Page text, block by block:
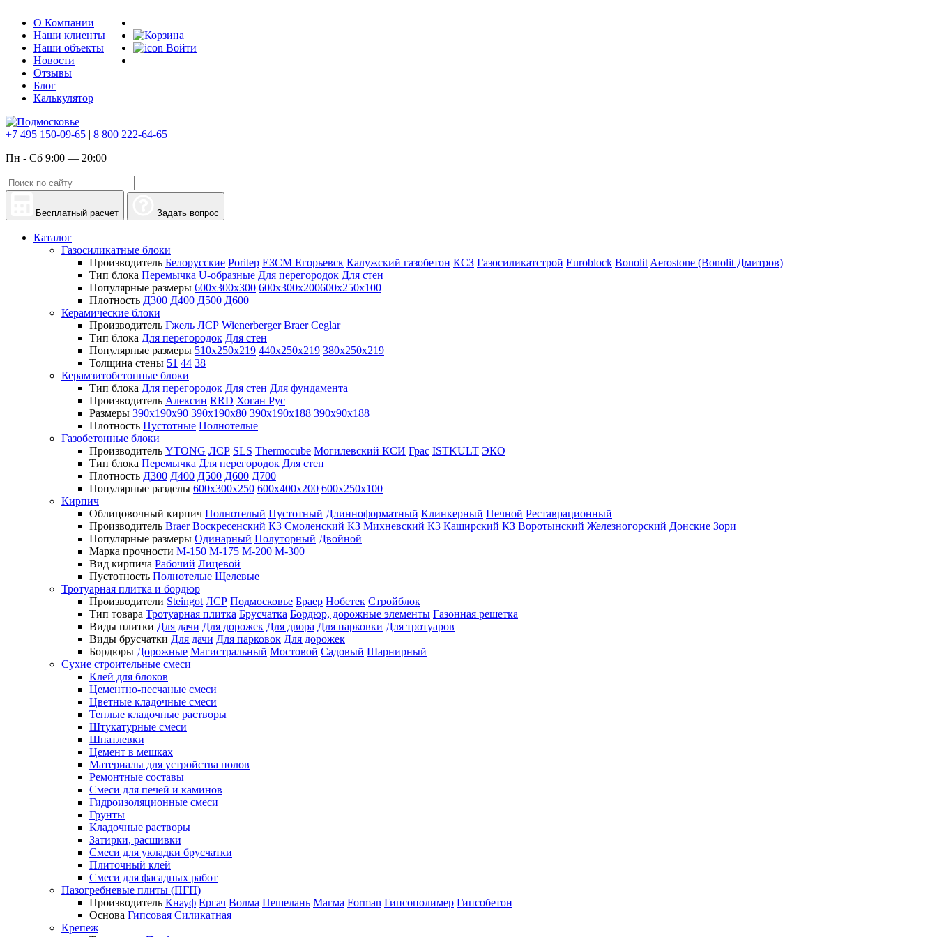
О Компании
Наши клиенты
Наши объекты
Новости
Отзывы
Блог
Калькулятор
Войти
+7 495 150-09-65 | 8 800 222-64-65
Пн - Сб 9:00 — 20:00
Бесплатный расчет Задать вопрос
Каталог
Газосиликатные блоки
Производитель Белорусские Poritep ЕЗСМ Егорьевск Калужский газобетон КСЗ Газосиликатстрой Euroblock Bonolit Aerostone (Bonolit Дмитров)
Тип блока Перемычка U-образные Для перегородок Для стен
Популярные размеры 600х300х300 600х300х200600х250х100
Плотность Д300 Д400 Д500 Д600
Керамические блоки
Производитель Гжель ЛСР Wienerberger Braer Ceglar
Тип блока Для перегородок Для стен
Популярные размеры 510х250х219 440х250х219 380х250х219
Толщина стены 51 44 38
Керамзитобетонные блоки
Тип блока Для перегородок Для стен Для фундамента
Производитель Алексин RRD Хоган Рус
Размеры 390х190х90 390х190х80 390х190х188 390х90х188
Плотность Пустотные Полнотелые
Газобетонные блоки
Производитель YTONG ЛСР SLS Thermocube Могилевский КСИ Грас ISTKULT ЭКО
Тип блока Перемычка Для перегородок Для стен
Плотность Д300 Д400 Д500 Д600 Д700
Популярные разделы 600х300х250 600х400х200 600х250х100
Кирпич
Облицовочный кирпич Полнотелый Пустотный Длинноформатный Клинкерный Печной Реставрационный
Производитель Braer Воскресенский КЗ Смоленский КЗ Михневский КЗ Каширский КЗ Воротынский Железногорский Донские Зори
Популярные размеры Одинарный Полуторный Двойной
Марка прочности М-150 М-175 М-200 М-300
Вид кирпича Рабочий Лицевой
Пустотность Полнотелые Щелевые
Тротуарная плитка и бордюр
Производители Steingot ЛСР Подмосковье Браер Нобетек Стройблок
Тип товара Тротуарная плитка Брусчатка Бордюр, дорожные элементы Газонная решетка
Виды плитки Для дачи Для дорожек Для двора Для парковки Для тротуаров
Виды брусчатки Для дачи Для парковок Для дорожек
Бордюры Дорожные Магистральный Мостовой Садовый Шарнирный
Сухие строительные смеси
Клей для блоков
Цементно-песчаные смеси
Цветные кладочные смеси
Теплые кладочные растворы
Штукатурные смеси
Шпатлевки
Цемент в мешках
Материалы для устройства полов
Ремонтные составы
Смеси для печей и каминов
Гидроизоляционные смеси
Грунты
Кладочные растворы
Затирки, расшивки
Смеси для укладки брусчатки
Плиточный клей
Смеси для фасадных работ
Пазогребневые плиты (ПГП)
Производитель Кнауф Ергач Волма Пешелань Магма Forman Гипсополимер Гипсобетон
Основа Гипсовая Силикатная
Крепеж